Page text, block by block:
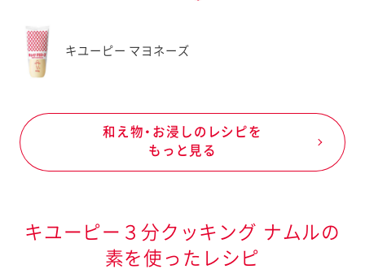
キユーピー マヨネーズ
和え物・お浸しのレシピを
もっと見る
キユーピー３分クッキング ナムルの
素を使ったレシピ